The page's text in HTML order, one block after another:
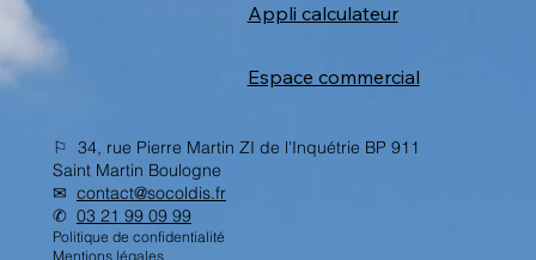
Découvrez son prix sur le site de
Découvrez son prix sur le site de Normanet
Espace commercial
Appli calculateur
⚐ 34, rue Pierre Martin ZI de l'Inquétrie BP 911
Saint Martin Boulogne
✉︎ contact@socoldis.fr
✆ 03 21 99 09 99
Politique de confidentialité
Mentions légales